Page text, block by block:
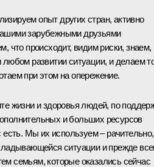
опыт других стран, активно
зарубежными друзьями
что происходит, видим риски, знаем,
любом развитии ситуации, и делаем
при этом на опережение.
жизни и здоровья людей, по
и больших ресурсов
есть. Мы их используем – рачительно,
ситуации и прежде
семьям, которые оказались сейчас